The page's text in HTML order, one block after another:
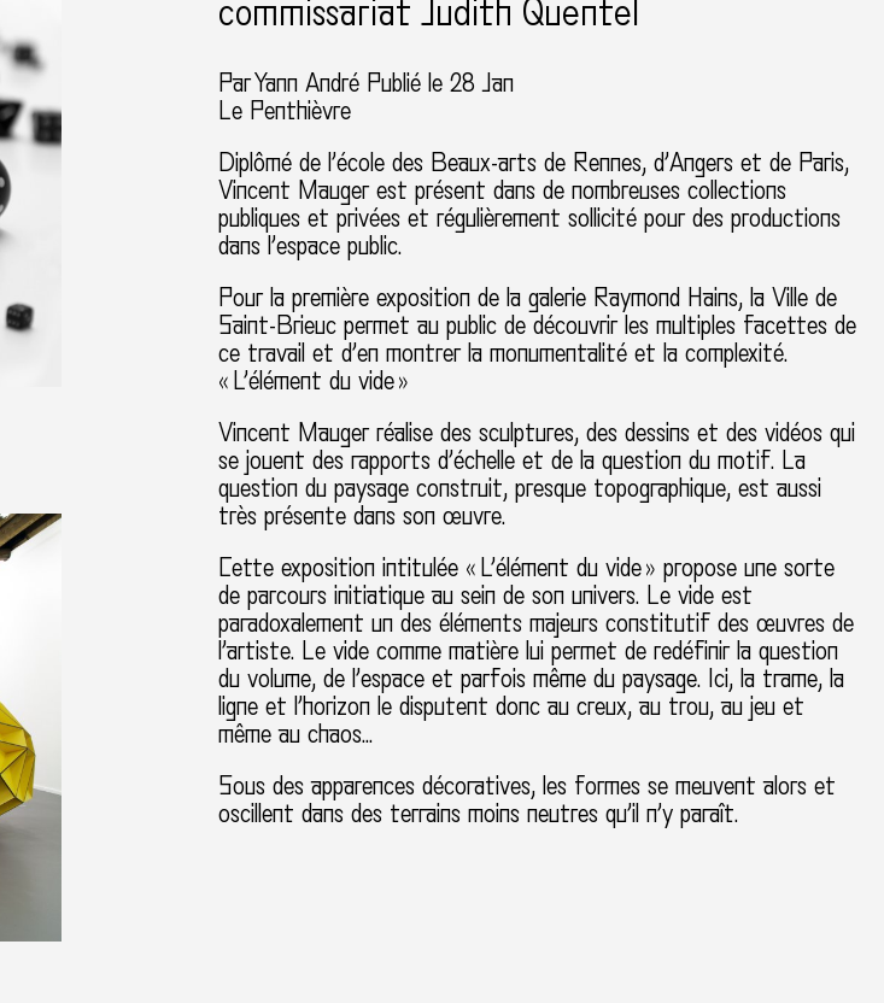
commissariat Judith Quentel
ParYann André Publié le 28 Jan
Le Penthièvre
Diplômé de l’école des Beaux-arts de Rennes, d’Angers et de Paris,
Vincent Mauger est présent dans de nombreuses collections
publiques et privées et régulièrement sollicité pour des productions
dans l’espace public.
Pour la première exposition de la galerie Raymond Hains, la Ville de
Saint-Brieuc permet au public de découvrir les multiples facettes de
ce travail et d’en montrer la monumentalité et la complexité.
« L’élément du vide »
Vincent Mauger réalise des sculptures, des dessins et des vidéos qui
se jouent des rapports d’échelle et de la question du motif. La
question du paysage construit, presque topographique, est aussi
très présente dans son œuvre.
Cette exposition intitulée « L’élément du vide » propose une sorte
de parcours initiatique au sein de son univers. Le vide est
paradoxalement un des éléments majeurs constitutif des œuvres de
l’artiste. Le vide comme matière lui permet de redéfinir la question
du volume, de l’espace et parfois même du paysage. Ici, la trame, la
ligne et l’horizon le disputent donc au creux, au trou, au jeu et
même au chaos…
Sous des apparences décoratives, les formes se meuvent alors et
oscillent dans des terrains moins neutres qu’il n’y paraît.